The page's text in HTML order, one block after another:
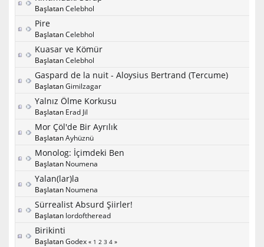
BaşlatanCelebhol
Pire
BaşlatanCelebhol
Kuasar ve Kömür
BaşlatanCelebhol
Gaspard de la nuit - Aloysius Bertrand (Tercume)
BaşlatanGimilzagar
Yalnız Ölme Korkusu
Başlatan Erad Jil
Mor Çöl'de Bir Ayrılık
BaşlatanAyhüznü
Monolog: İçimdeki Ben
Başlatan Noumena
Yalan(lar)la
Başlatan Noumena
Sürrealist Absurd Şiirler!
Başlatan lordoftheread
Birikinti
BaşlatanGodex « 1 2 3 4 »